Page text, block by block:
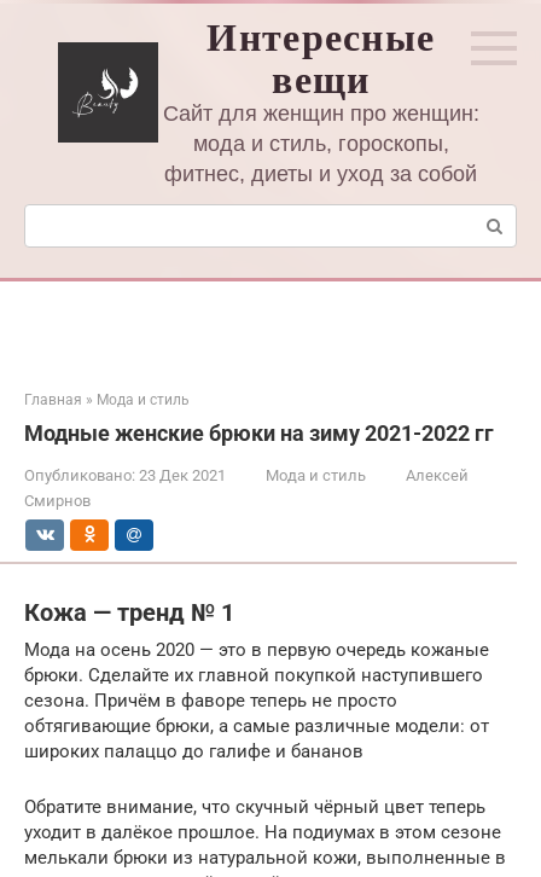
Интересные
вещи
Сайт для женщин про женщин:
мода и стиль, гороскопы,
фитнес, диеты и уход за собой
Поиск:
Главная » Мода и стиль
Модные женские брюки на зиму 2021-2022 гг
Опубликовано: 23 Дек 2021 Мода и стиль
Алексей
Смирнов
Кожа — тренд № 1
Мода на осень 2020 — это в первую очередь кожаные
брюки. Сделайте их главной покупкой наступившего
сезона. Причём в фаворе теперь не просто
обтягивающие брюки, а самые различные модели: от
широких палаццо до галифе и бананов
Обратите внимание, что скучный чёрный цвет теперь
уходит в далёкое прошлое. На подиумах в этом сезоне
мелькали брюки из натуральной кожи, выполненные в